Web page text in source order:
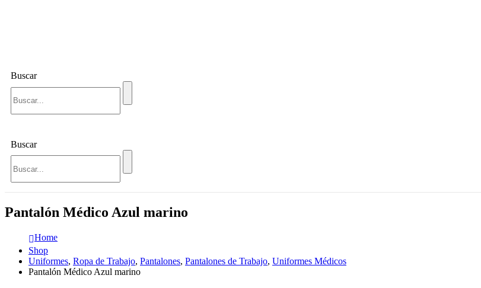
Buscar
Buscar
Pantalón Médico Azul marino
Home
Shop
Uniformes, Ropa de Trabajo, Pantalones, Pantalones de Trabajo, Uniformes Médicos
Pantalón Médico Azul marino